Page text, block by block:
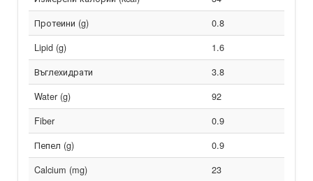
Протеини (g)
0.8
Lipid (g)
1.6
Въглехидрати
3.8
Water (g)
92
Fiber
0.9
Пепел (g)
0.9
Calcium (mg)
23